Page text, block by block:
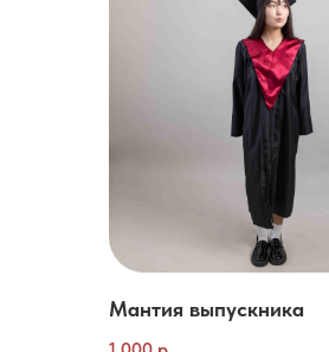
Мантия выпускника